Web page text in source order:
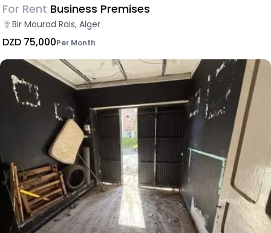
For Rent Business Premises
Bir Mourad Rais, Alger
DZD 75,000Per Month